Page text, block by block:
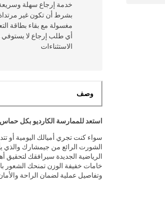
بشرط أن تكون غير
مغسولة مع بقاء بطاقة
أي طلب إرجاع لا
الاستثناءات
وصف
استعد للممارسة الكارديو بكل حماس
سواء كنت تجري أميالك اليومية أو
الشورت الرائع من جيمشارك والذي
الرياضية الجديدة سيرافقك
خامات خفيفة الوزن تمنحك الشعور
وتفاصيل عملية لضمان الراحة